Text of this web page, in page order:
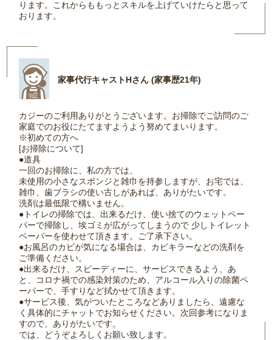
ります。これからももっとスキルを上げていけたらと思って
おります。
家事代行キャストHさん (家事歴21年)
カジーのご利用ありがとうございます。お掃除でご訪問のご
家庭でのお役にたてますようよう努めてまいります。
※初めての方へ
[お掃除について]
●道具
一回のお掃除に、私の方では、
未使用の小さなスポンジと雑巾を持参しますが、お宅では、
雑巾、歯ブラシの使い古しがあれば、ありがたいです。
洗剤は最低限で構いません。
●トイレの掃除では、出来るだけ、使い捨てのウェットペー
パーで掃除し、埃ゴミが広がってしまうので 少しトイレット
ペーパーを使わせて頂きます。ご了承下さい。
●お風呂のカビが気になる場合は、カビキラーなどの洗剤を
ご準備ください。
●出来るだけ、スピーディーに、サービスできるよう、あ
と、コロナ禍での感染対策のため、アルコール入りの除菌ペ
ーパーで、手すりなど拭かせて頂きます。
●サービス後、気がついたところなどありましたら、遠慮な
く具体的にチャットでお知らせください。次回参考になりま
すので、ありがたいです。
では、どうぞよろしくお願い致します。